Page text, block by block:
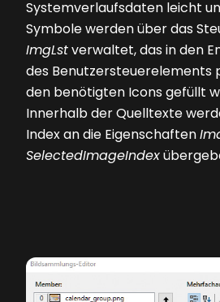
Systemverlaufsdaten leicht
Symbole werden über das
ImgLstverwaltet, das in den
des Benutzersteuerelements
den benötigten Icons gefüllt
Innerhalb der Quelltexte
Index an die Eigenschaften
Selected­ImageIndex